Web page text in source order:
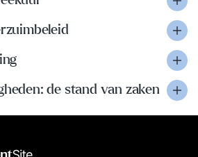
de stand van zaken